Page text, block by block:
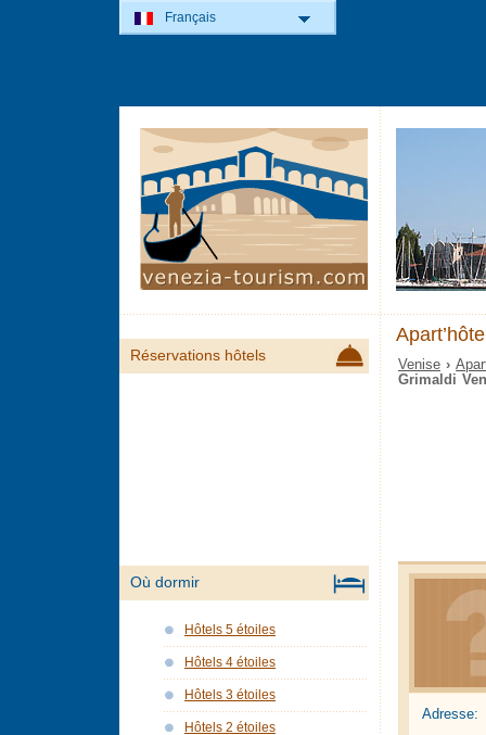
Venise ›
Grimaldi
Adresse:
Réservations hôtels
Où dormir
Hôtels 5 étoiles
Hôtels 4 étoiles
Hôtels 3 étoiles
Hôtels 2 étoiles
Français